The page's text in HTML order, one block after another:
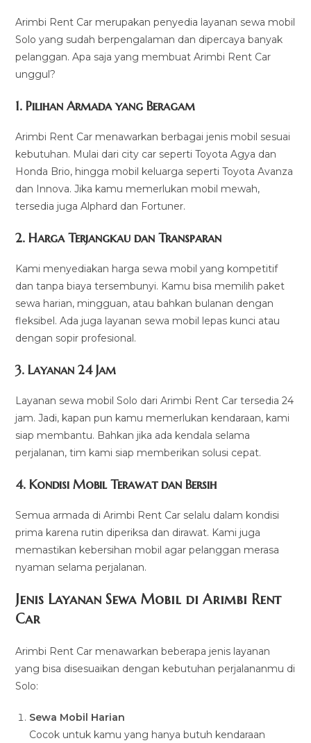
Arimbi Rent Car merupakan penyedia layanan sewa mobil
Solo yang sudah berpengalaman dan dipercaya banyak
pelanggan. Apa saja yang membuat Arimbi Rent Car
unggul?
1.Pilihan Armada yang Beragam
Arimbi Rent Car menawarkan berbagai jenis mobil sesuai
kebutuhan. Mulai dari city car seperti Toyota Agya dan
Honda Brio, hingga mobil keluarga seperti Toyota Avanza
dan Innova. Jika kamu memerlukan mobil mewah,
tersedia juga Alphard dan Fortuner.
2.Harga Terjangkau dan Transparan
Kami menyediakan harga sewa mobil yang kompetitif
dan tanpa biaya tersembunyi. Kamu bisa memilih paket
sewa harian, mingguan, atau bahkan bulanan dengan
fleksibel. Ada juga layanan sewa mobil lepas kunci atau
dengan sopir profesional.
3.Layanan 24 Jam
Layanan sewa mobil Solo dari Arimbi Rent Car tersedia 24
jam. Jadi, kapan pun kamu memerlukan kendaraan, kami
siap membantu. Bahkan jika ada kendala selama
perjalanan, tim kami siap memberikan solusi cepat.
4.Kondisi Mobil Terawat dan Bersih
Semua armada di Arimbi Rent Car selalu dalam kondisi
prima karena rutin diperiksa dan dirawat. Kami juga
memastikan kebersihan mobil agar pelanggan merasa
nyaman selama perjalanan.
Jenis Layanan Sewa Mobil di Arimbi Rent
Car
Arimbi Rent Car menawarkan beberapa jenis layanan
yang bisa disesuaikan dengan kebutuhan perjalananmu di
Solo:
Sewa Mobil Harian
Cocok untuk kamu yang hanya butuh kendaraan